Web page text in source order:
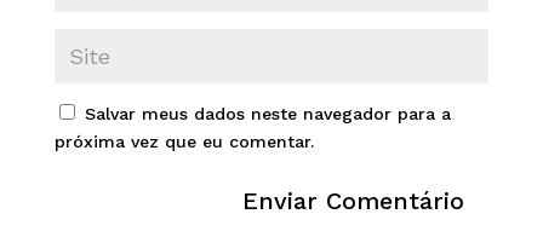
Salvar meus dados neste navegador para a
próxima vez que eu comentar.